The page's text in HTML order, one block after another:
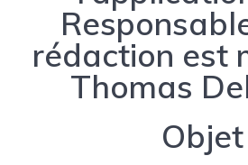
rédaction est
Thomas
Objet